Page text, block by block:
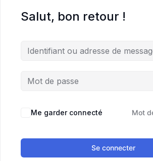
Salut, bon retour !
Me garder connecté Mot
Se connecter